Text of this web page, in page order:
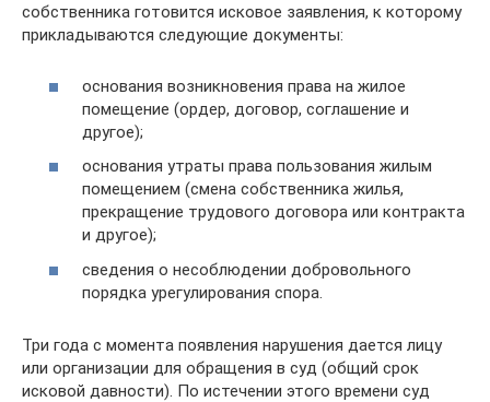
собственника готовится исковое заявления, к которому
прикладываются следующие документы:
основания возникновения права на жилое
помещение (ордер, договор, соглашение и
другое);
основания утраты права пользования жилым
помещением (смена собственника жилья,
прекращение трудового договора или контракта
и другое);
сведения о несоблюдении добровольного
порядка урегулирования спора.
Три года с момента появления нарушения дается лицу
или организации для обращения в суд (общий срок
исковой давности). По истечении этого времени суд